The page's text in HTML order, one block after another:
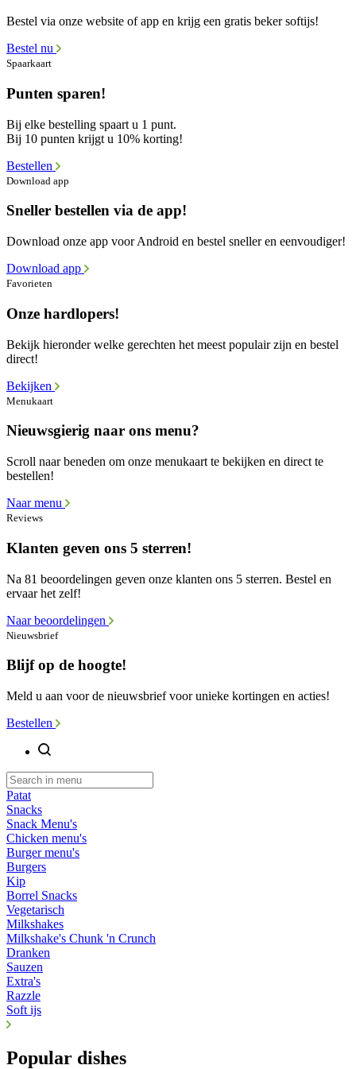
Bestel via onze website of app en krijg een gratis beker softijs!
Bestel nu
Spaarkaart
Punten sparen!
Bij elke bestelling spaart u 1 punt.
Bij 10 punten krijgt u 10% korting!
Bestellen
Download app
Sneller bestellen via de app!
Download onze app voor Android en bestel sneller en eenvoudiger!
Download app
Favorieten
Onze hardlopers!
Bekijk hieronder welke gerechten het meest populair zijn en bestel
direct!
Bekijken
Menukaart
Nieuwsgierig naar ons menu?
Scroll naar beneden om onze menukaart te bekijken en direct te
bestellen!
Naar menu
Reviews
Klanten geven ons 5 sterren!
Na 81 beoordelingen geven onze klanten ons 5 sterren. Bestel en
ervaar het zelf!
Naar beoordelingen
Nieuwsbrief
Blijf op de hoogte!
Meld u aan voor de nieuwsbrief voor unieke kortingen en acties!
Bestellen
Patat
Snacks
Snack Menu's
Chicken menu's
Burger menu's
Burgers
Kip
Borrel Snacks
Vegetarisch
Milkshakes
Milkshake's Chunk 'n Crunch
Dranken
Sauzen
Extra's
Razzle
Soft ijs
Popular dishes